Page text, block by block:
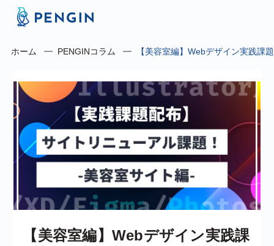
ホーム PENGINコラム 【美容室編】Webデザイン実践課
【美容室編】Webデザイン実践課